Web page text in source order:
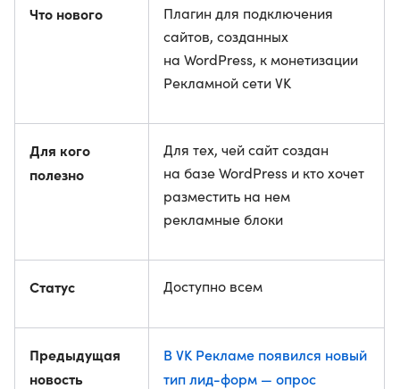
Что нового
Плагин для подключения
сайтов, созданных
на WordPress, к монетизации
Рекламной сети VK
Для кого
полезно
Для тех, чей сайт создан
на базе WordPress и кто хочет
разместить на нем
рекламные блоки
Статус Доступно всем
Предыдущая
новость
В VK Рекламе появился новый
тип лид-форм — опрос